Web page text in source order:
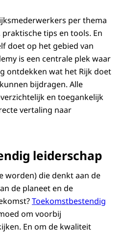
per thema
tips en tools. En
doet op het gebied van
is een centrale plek waar
ontdekken wat het Rijk doet
bijdragen. Alle
en toegankelijk
vertaling naar
leiderschap
worden) die denkt aan de
de planeet en de
Toekomstbestendig
om voorbij
En om de kwaliteit